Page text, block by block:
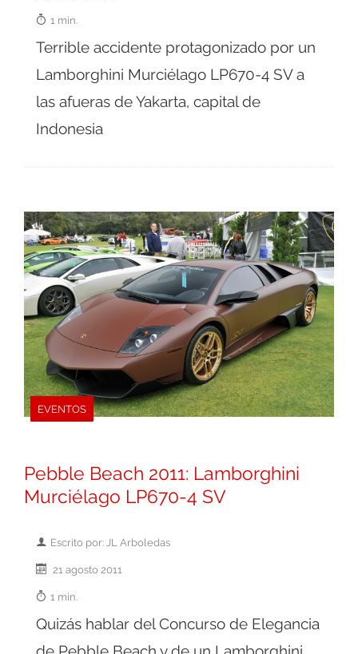
1 min.
Terrible accidente protagonizado por un
Lamborghini Murciélago LP670-4 SV a
las afueras de Yakarta, capital de
Indonesia
EVENTOS
Pebble Beach 2011: Lamborghini
Murciélago LP670-4 SV
Escrito por: JL Arboledas
21 agosto 2011
1 min.
Quizás hablar del Concurso de Elegancia